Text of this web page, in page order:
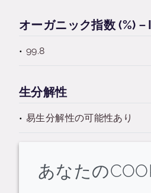
オーガニック指数 (%)
99.8
生分解性
易生分解性の可能性あり
あなたの